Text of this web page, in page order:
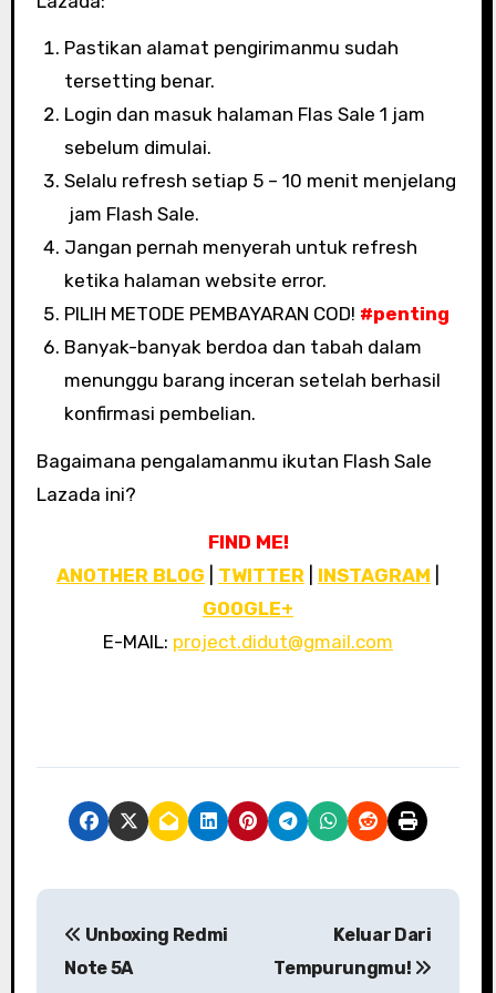
Pastikan alamat pengirimanmu sudah
tersetting benar.
Login dan masuk halaman Flas Sale 1 jam
sebelum dimulai.
Selalu refresh setiap 5 – 10 menit menjelang
jam Flash Sale.
Jangan pernah menyerah untuk refresh
ketika halaman website error.
PILIH METODE PEMBAYARAN COD! #penting
Banyak-banyak berdoa dan tabah dalam
menunggu barang inceran setelah berhasil
konfirmasi pembelian.
Bagaimana pengalamanmu ikutan Flash Sale
Lazada ini?
FIND ME!
ANOTHER BLOG
TWITTER INSTAGRAM
GOOGLE+
E-MAIL: project.didut@gmail.com
P
Unboxing Redmi
Note 5A
Keluar Dari
Tempurungmu!